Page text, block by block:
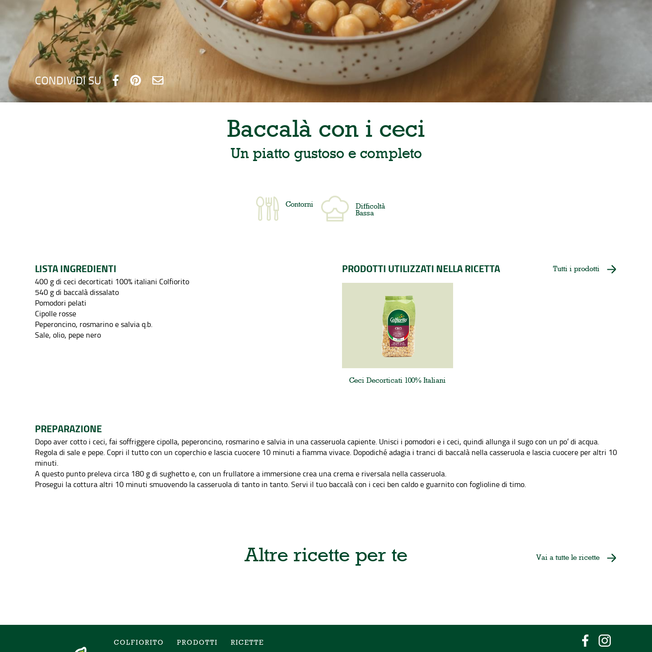
CONDIVIDI SU
Baccalà con i ceci
Un piatto gustoso e completo
Contorni Difficoltà
Bassa
LISTA INGREDIENTI
400 g di ceci decorticati 100% italiani Colfiorito
540 g di baccalà dissalato
Pomodori pelati
Cipolle rosse
Peperoncino, rosmarino e salvia q.b.
Sale, olio, pepe nero
PRODOTTI UTILIZZATI NELLA RICETTA Tutti i prodotti
Ceci Decorticati 100% Italiani
PREPARAZIONE
Dopo aver cotto i ceci, fai soffriggere cipolla, peperoncino, rosmarino e salvia in una casseruola capiente. Unisci i pomodori e i ceci, quindi allunga il sugo con un po’ di acqua.
Regola di sale e pepe. Copri il tutto con un coperchio e lascia cuocere 10 minuti a fiamma vivace. Dopodiché adagia i tranci di baccalà nella casseruola e lascia cuocere per altri 10
minuti.
A questo punto preleva circa 180 g di sughetto e, con un frullatore a immersione crea una crema e riversala nella casseruola.
Prosegui la cottura altri 10 minuti smuovendo la casseruola di tanto in tanto. Servi il tuo baccalà con i ceci ben caldo e guarnito con foglioline di timo.
Altre ricette per te Vai a tutte le ricette
COLFIORITO PRODOTTI RICETTE